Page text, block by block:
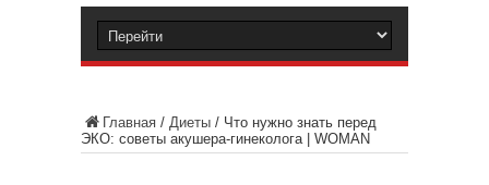
Главная / Диеты / Что нужно знать перед
ЭКО: советы акушера-гинеколога | WOMAN